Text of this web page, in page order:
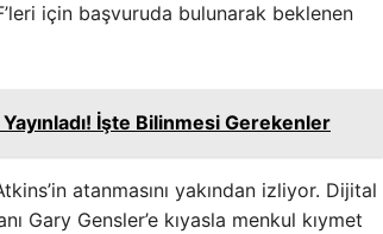
için başvuruda bulunarak beklenen
İşte Bilinmesi Gerekenler
atanmasını yakından izliyor. Dijital
Gary Gensler’e kıyasla menkul kıymet